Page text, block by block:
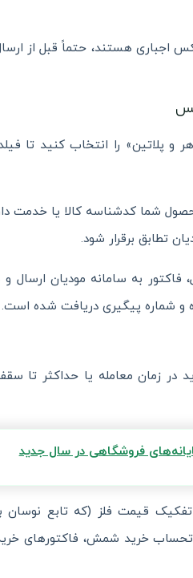
اجباری هستند، حتماً قبل از
و پلاتین» را انتخاب کنید تا
شما کدشناسه کالا یا خدمت
تطابق برقرار شود.
فاکتور به سامانه مودیان ارسال
و شماره پیگیری دریافت شده است.
در زمان معامله یا حداکثر تا
فروشگاهی در سال جدید
تفکیک قیمت فلز (که تابع
خرید شمش، فاکتورهای